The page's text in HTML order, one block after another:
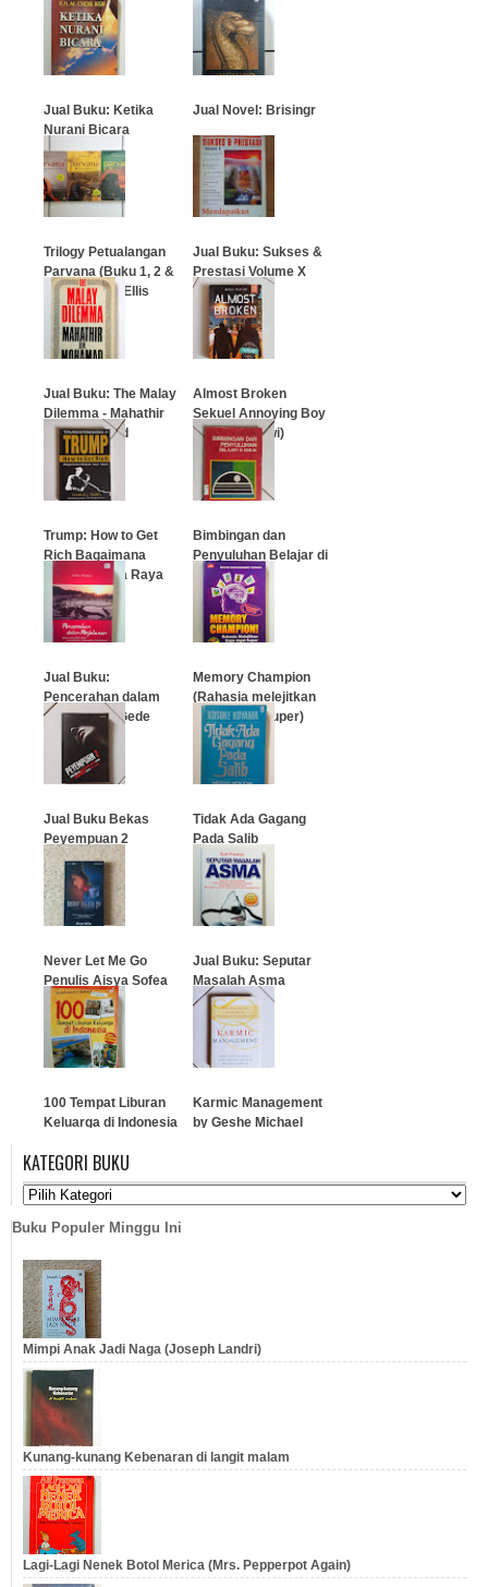
Jual Buku: Ketika
Nurani Bicara
…
Jual Novel: Brisingr
…
Trilogy Petualangan
Parvana (Buku 1, 2 &
3) - Deborah Ellis
Jual Buku: Sukses &
Prestasi Volume X
Jual Buku: The Malay
Dilemma - Mahathir
Bin Mohamad
Almost Broken
Sekuel Annoying Boy
(Inesia Pratiwi)
Trump: How to Get
Rich Bagaimana
Menjadi Kaya Raya
…
Bimbingan dan
Penyuluhan Belajar di
Sekolah
…
Jual Buku:
Pencerahan dalam
Perjalanan (Gede
Prama)
Memory Champion
(Rahasia melejitkan
Daya Ingat Super)
Jual Buku Bekas
Peyempuan 2
…
Tidak Ada Gagang
Pada Salib
…
Never Let Me Go
Penulis Aisya Sofea
…
Jual Buku: Seputar
Masalah Asma
100 Tempat Liburan
Keluarga di Indonesia
…
Karmic Management
by Geshe Michael
…
KATEGORI BUKU
Buku Populer Minggu Ini
Mimpi Anak Jadi Naga (Joseph Landri)
Kunang-kunang Kebenaran di langit malam
Lagi-Lagi Nenek Botol Merica (Mrs. Pepperpot Again)